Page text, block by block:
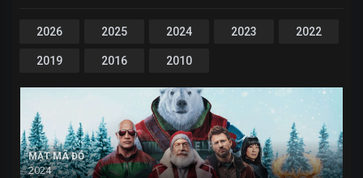
2026 2025 2024 2023 2022
2019 2016 2010
MẬT MÃ ĐỎ
2024